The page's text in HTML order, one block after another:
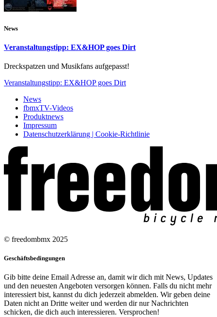
News
Veranstaltungstipp: EX&HOP goes Dirt
Dreckspatzen und Musikfans aufgepasst!
Veranstaltungstipp: EX&HOP goes Dirt
News
fbmxTV-Videos
Produktnews
Impressum
Datenschutzerklärung | Cookie-Richtlinie
© freedombmx 2025
Geschäftsbedingungen
Gib bitte deine Email Adresse an, damit wir dich mit News, Updates
und den neuesten Angeboten versorgen können. Falls du nicht mehr
interessiert bist, kannst du dich jederzeit abmelden. Wir geben deine
Daten nicht an Dritte weiter und werden dir nur Nachrichten
schicken, die dich auch interessieren. Versprochen!